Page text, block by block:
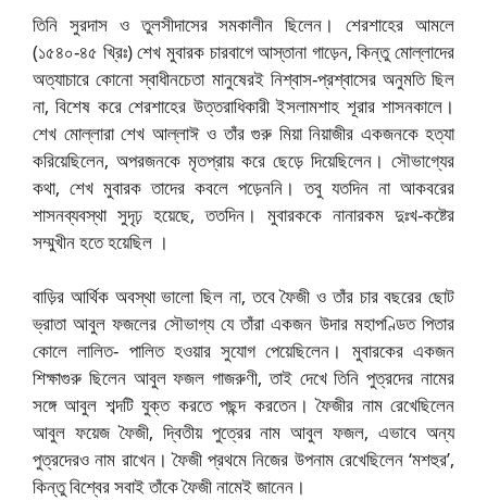
তিনি সুরদাস ও তুলসীদাসের সমকালীন ছিলেন। শেরশাহের আমলে
(১৫৪০-৪৫ খ্রিঃ) শেখ মুবারক চারবাগে আস্তানা গাড়েন, কিন্তু মোল্লাদের
অত্যাচারে কোনো স্বাধীনচেতা মানুষেরই নিশ্বাস-প্রশ্বাসের অনুমতি ছিল
না, বিশেষ করে শেরশাহের উত্তরাধিকারী ইসলামশাহ শূরার শাসনকালে।
শেখ মোল্লারা শেখ আল্লাঈ ও তাঁর গুরু মিয়া নিয়াজীর একজনকে হত্যা
করিয়েছিলেন, অপরজনকে মৃতপ্রায় করে ছেড়ে দিয়েছিলেন। সৌভাগ্যের
কথা, শেখ মুবারক তাদের কবলে পড়েননি। তবু যতদিন না আকবরের
শাসনব্যবস্থা সুদৃঢ় হয়েছে, ততদিন। মুবারককে নানারকম দুঃখ-কষ্টের
সম্মুখীন হতে হয়েছিল ।
বাড়ির আর্থিক অবস্থা ভালো ছিল না, তবে ফৈজী ও তাঁর চার বছরের ছোট
ভ্রাতা আবুল ফজলের সৌভাগ্য যে তাঁরা একজন উদার মহাপণ্ডিত পিতার
কোলে লালিত- পালিত হওয়ার সুযোগ পেয়েছিলেন। মুবারকের একজন
শিক্ষাগুরু ছিলেন আবুল ফজল গাজরুণী, তাই দেখে তিনি পুত্রদের নামের
সঙ্গে আবুল শব্দটি যুক্ত করতে পছন্দ করতেন। ফৈজীর নাম রেখেছিলেন
আবুল ফয়েজ ফৈজী, দ্বিতীয় পুত্রের নাম আবুল ফজল, এভাবে অন্য
পুত্রদেরও নাম রাখেন। ফৈজী প্রথমে নিজের উপনাম রেখেছিলেন ‘মশহুর’,
কিন্তু বিশ্বের সবাই তাঁকে ফৈজী নামেই জানেন।